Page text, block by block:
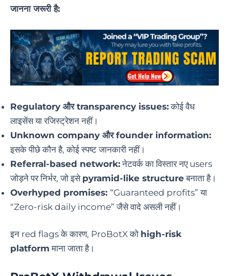
जानना जरूरी है:
Regulatory और transparency issues:कोई वैध
लाइसेंस या रजिस्ट्रेशन नहीं।
Unknown company और founder information:
इसके पीछे कौन है, कोई स्पष्ट जानकारी नहीं।
Referral-based network:नेटवर्क का विस्तार नए users
जोड़ने पर निर्भर, जो इसे pyramid-like structureबनाता है।
Overhyped promises: “Guaranteed profits” या
“Zero-risk daily income” जैसे वादे असली नहीं।
इन red flags के कारण, ProBotX को high-risk
platform माना जाता है।